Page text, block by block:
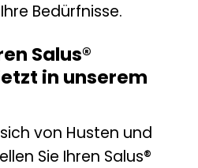
Bedürfnisse.
Salus®
in unserem
von Husten und
Sie Ihren Salus®